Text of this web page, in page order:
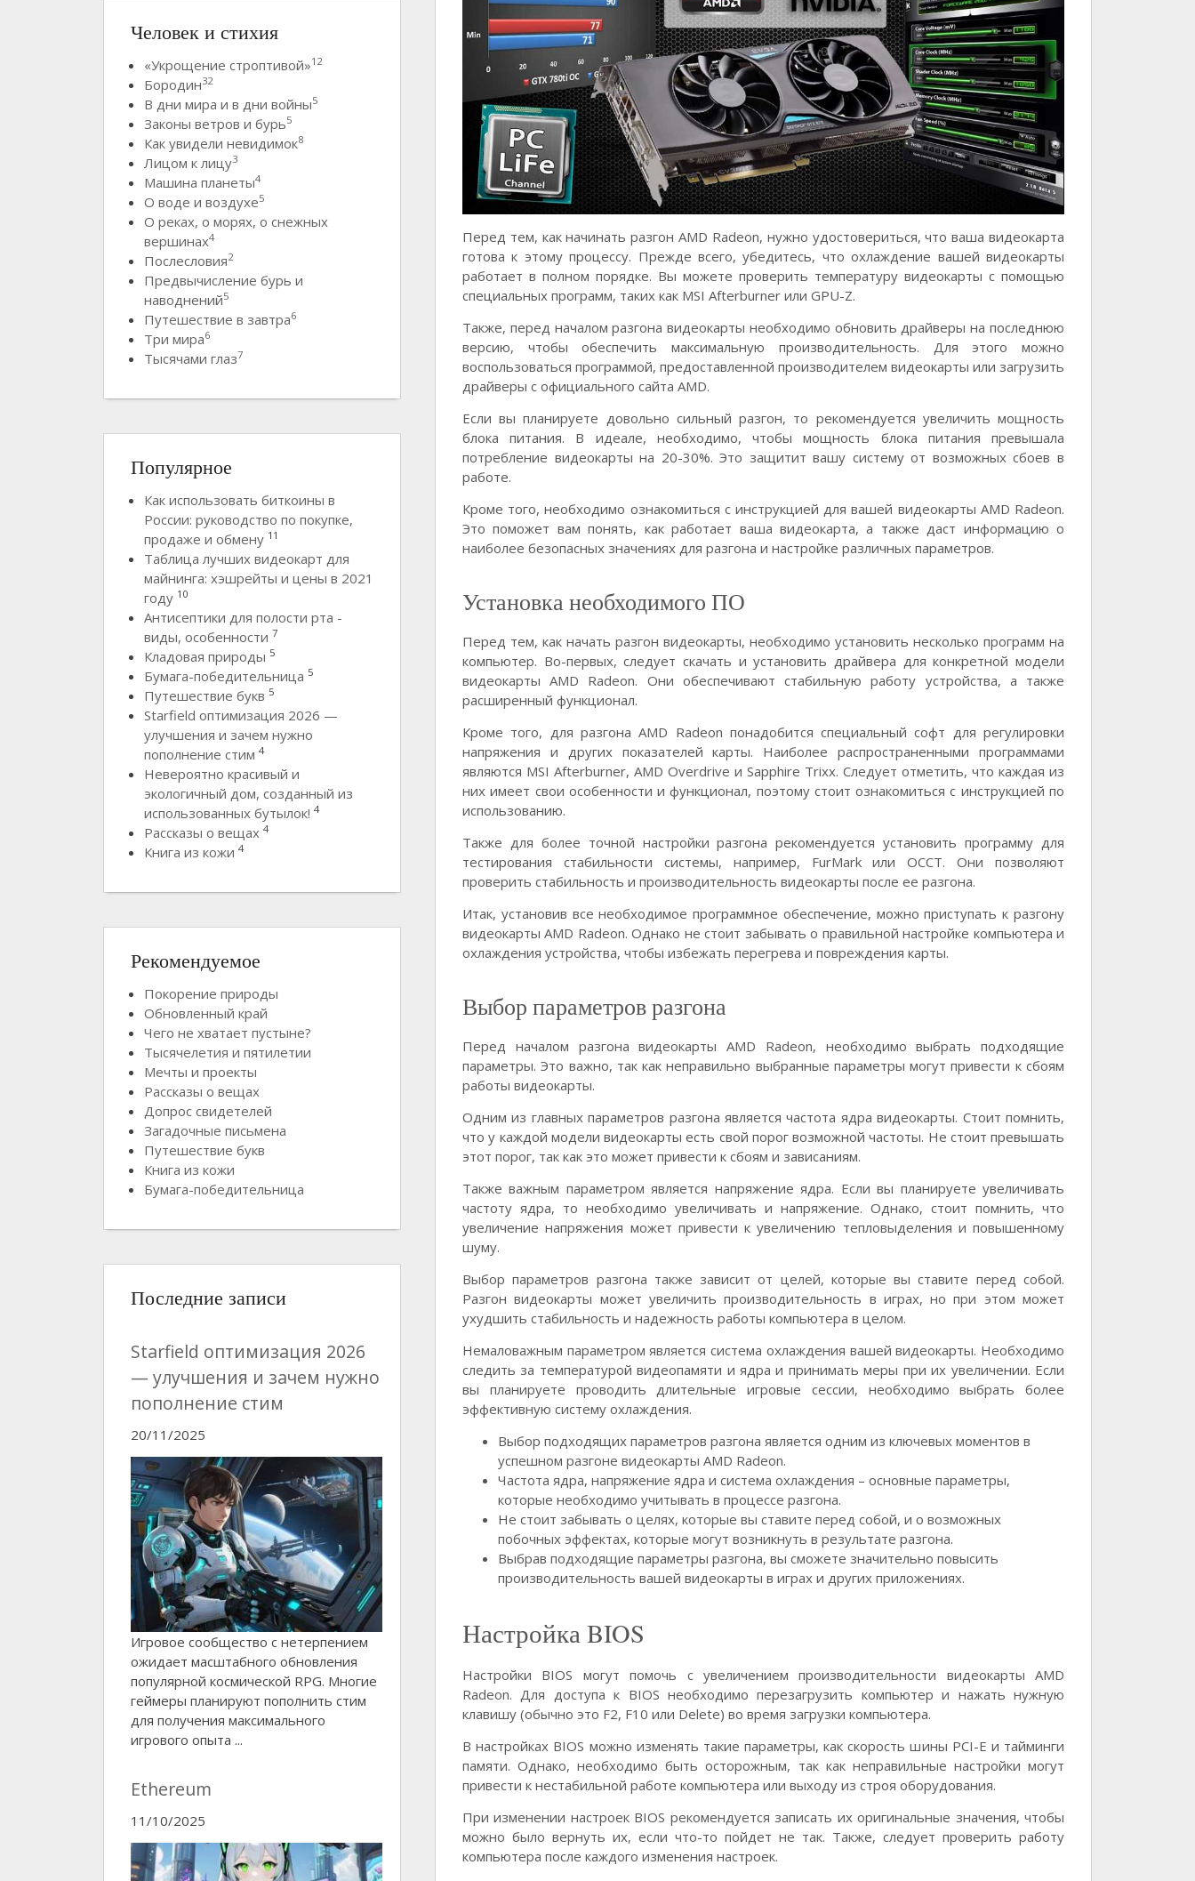
Перед тем, как начинать разгон AMD Radeon, нужно удостовериться, что ваша видеокарта
готова к этому процессу. Прежде всего, убедитесь, что охлаждение вашей видеокарты
работает в полном порядке. Вы можете проверить температуру видеокарты с помощью
специальных программ, таких как MSI Afterburner или GPU-Z.
Также, перед началом разгона видеокарты необходимо обновить драйверы на последнюю
версию, чтобы обеспечить максимальную производительность. Для этого можно
воспользоваться программой, предоставленной производителем видеокарты или загрузить
драйверы с официального сайта AMD.
Если вы планируете довольно сильный разгон, то рекомендуется увеличить мощность
блока питания. В идеале, необходимо, чтобы мощность блока питания превышала
потребление видеокарты на 20-30%. Это защитит вашу систему от возможных сбоев в
работе.
Кроме того, необходимо ознакомиться с инструкцией для вашей видеокарты AMD Radeon.
Это поможет вам понять, как работает ваша видеокарта, а также даст информацию о
наиболее безопасных значениях для разгона и настройке различных параметров.
Установка необходимого ПО
Перед тем, как начать разгон видеокарты, необходимо установить несколько программ на
компьютер. Во-первых, следует скачать и установить драйвера для конкретной модели
видеокарты AMD Radeon. Они обеспечивают стабильную работу устройства, а также
расширенный функционал.
Кроме того, для разгона AMD Radeon понадобится специальный софт для регулировки
напряжения и других показателей карты. Наиболее распространенными программами
являются MSI Afterburner, AMD Overdrive и Sapphire Trixx. Следует отметить, что каждая из
них имеет свои особенности и функционал, поэтому стоит ознакомиться с инструкцией по
использованию.
Также для более точной настройки разгона рекомендуется установить программу для
тестирования стабильности системы, например, FurMark или OCCT. Они позволяют
проверить стабильность и производительность видеокарты после ее разгона.
Итак, установив все необходимое программное обеспечение, можно приступать к разгону
видеокарты AMD Radeon. Однако не стоит забывать о правильной настройке компьютера и
охлаждения устройства, чтобы избежать перегрева и повреждения карты.
Выбор параметров разгона
Перед началом разгона видеокарты AMD Radeon, необходимо выбрать подходящие
параметры. Это важно, так как неправильно выбранные параметры могут привести к сбоям
работы видеокарты.
Одним из главных параметров разгона является частота ядра видеокарты. Стоит помнить,
что у каждой модели видеокарты есть свой порог возможной частоты. Не стоит превышать
этот порог, так как это может привести к сбоям и зависаниям.
Также важным параметром является напряжение ядра. Если вы планируете увеличивать
частоту ядра, то необходимо увеличивать и напряжение. Однако, стоит помнить, что
увеличение напряжения может привести к увеличению тепловыделения и повышенному
шуму.
Выбор параметров разгона также зависит от целей, которые вы ставите перед собой.
Разгон видеокарты может увеличить производительность в играх, но при этом может
ухудшить стабильность и надежность работы компьютера в целом.
Немаловажным параметром является система охлаждения вашей видеокарты. Необходимо
следить за температурой видеопамяти и ядра и принимать меры при их увеличении. Если
вы планируете проводить длительные игровые сессии, необходимо выбрать более
эффективную систему охлаждения.
Выбор подходящих параметров разгона является одним из ключевых моментов в
успешном разгоне видеокарты AMD Radeon.
Частота ядра, напряжение ядра и система охлаждения – основные параметры,
которые необходимо учитывать в процессе разгона.
Не стоит забывать о целях, которые вы ставите перед собой, и о возможных
побочных эффектах, которые могут возникнуть в результате разгона.
Выбрав подходящие параметры разгона, вы сможете значительно повысить
производительность вашей видеокарты в играх и других приложениях.
Настройка BIOS
Настройки BIOS могут помочь с увеличением производительности видеокарты AMD
Radeon. Для доступа к BIOS необходимо перезагрузить компьютер и нажать нужную
клавишу (обычно это F2, F10 или Delete) во время загрузки компьютера.
В настройках BIOS можно изменять такие параметры, как скорость шины PCI-E и тайминги
памяти. Однако, необходимо быть осторожным, так как неправильные настройки могут
привести к нестабильной работе компьютера или выходу из строя оборудования.
При изменении настроек BIOS рекомендуется записать их оригинальные значения, чтобы
можно было вернуть их, если что-то пойдет не так. Также, следует проверить работу
компьютера после каждого изменения настроек.
Человек и стихия
«Укрощение строптивой»12
Бородин32
В дни мира и в дни войны5
Законы ветров и бурь5
Как увидели невидимок8
Лицом к лицу3
Машина планеты4
О воде и воздухе5
О реках, о морях, о снежных
вершинах4
Послесловия2
Предвычисление бурь и
наводнений5
Путешествие в завтра6
Три мира6
Тысячами глаз7
Популярное
Как использовать биткоины в
России: руководство по покупке,
продаже и обмену 11
Таблица лучших видеокарт для
майнинга: хэшрейты и цены в 2021
году 10
Антисептики для полости рта -
виды, особенности 7
Кладовая природы 5
Бумага-победительница 5
Путешествие букв 5
Starfield оптимизация 2026 —
улучшения и зачем нужно
пополнение стим 4
Невероятно красивый и
экологичный дом, созданный из
использованных бутылок! 4
Рассказы о вещах 4
Книга из кожи 4
Рекомендуемое
Покорение природы
Обновленный край
Чего не хватает пустыне?
Тысячелетия и пятилетии
Мечты и проекты
Рассказы о вещах
Допрос свидетелей
Загадочные письмена
Путешествие букв
Книга из кожи
Бумага-победительница
Последние записи
Starfield оптимизация 2026
— улучшения и зачем нужно
пополнение стим
20/11/2025
Игровое сообщество с нетерпением
ожидает масштабного обновления
популярной космической RPG. Многие
геймеры планируют пополнить стим
для получения максимального
игрового опыта ...
Ethereum
11/10/2025